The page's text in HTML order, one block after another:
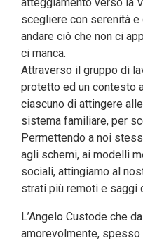
atteggiamento verso la
scegliere con serenità
andare ciò che non ci
ci manca.
Attraverso il gruppo di
protetto ed un contesto
ciascuno di attingere
sistema familiare, per
Permettendo a noi
agli schemi, ai modelli
sociali, attingiamo al
strati più remoti e saggi
L’Angelo Custode che
amorevolmente,